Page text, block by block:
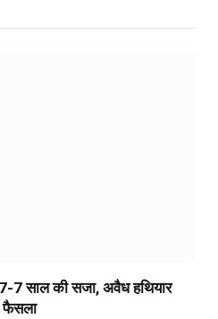
7-7 साल की सजा, अवैध हथियार
फैसला